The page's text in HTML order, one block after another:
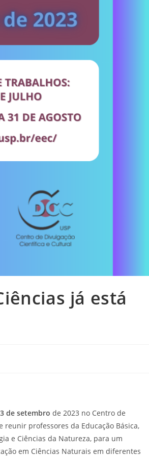
já está
de setembro de 2023 no Centro de
reunir professores da Educação Básica,
e Ciências da Natureza, para um
em Ciências Naturais em diferentes